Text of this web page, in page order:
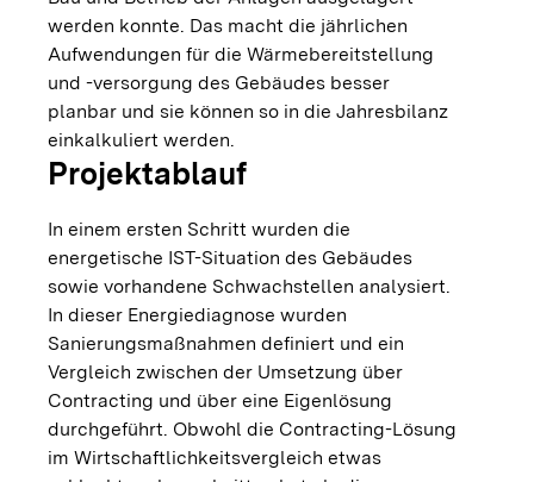
werden konnte. Das macht die jährlichen
Aufwendungen für die Wärmebereitstellung
und -versorgung des Gebäudes besser
planbar und sie können so in die Jahresbilanz
einkalkuliert werden.
Projektablauf
In einem ersten Schritt wurden die
energetische IST-Situation des Gebäudes
sowie vorhandene Schwachstellen analysiert.
In dieser Energiediagnose wurden
Sanierungsmaßnahmen definiert und ein
Vergleich zwischen der Umsetzung über
Contracting und über eine Eigenlösung
durchgeführt. Obwohl die Contracting-Lösung
im Wirtschaftlichkeitsvergleich etwas